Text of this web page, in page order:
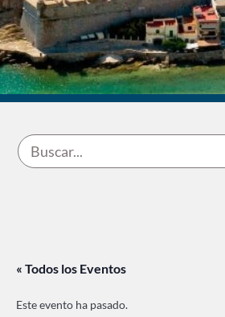
« Todos los Eventos
Este evento ha pasado.